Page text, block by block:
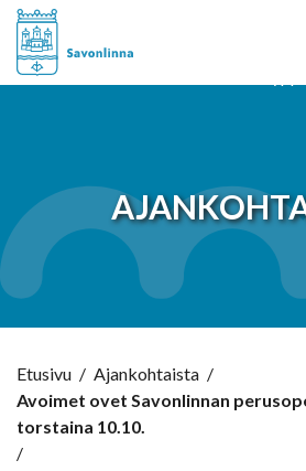
Etusivu / Ajankohtaista /
Avoimet ovet Savonlinnan
torstaina 10.10.
/